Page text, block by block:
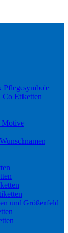
Pflegesymbole
Co Etiketten
Motive
und Größenfeld